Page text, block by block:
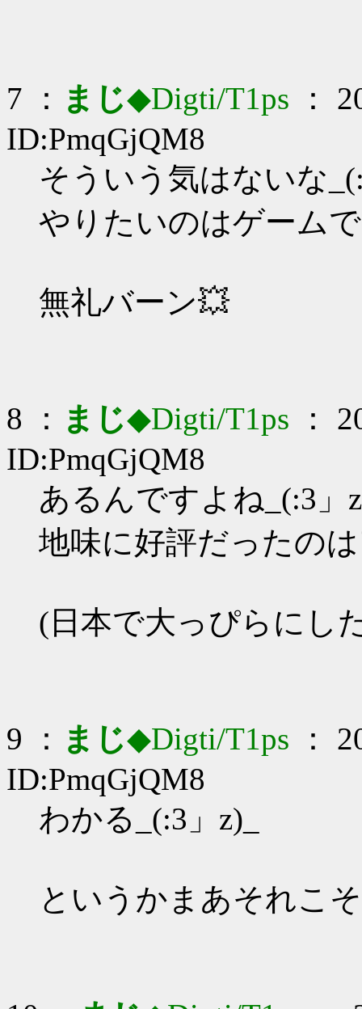
7 ： まじ◆Digti/T1ps ：
ID:PmqGjQM8
そういう気はないな
やりたいのはゲーム
無礼バーン💥
8 ： まじ◆Digti/T1ps ：
ID:PmqGjQM8
あるんですよね_(:3」
地味に好評だったの
(日本で大っぴらにし
9 ： まじ◆Digti/T1ps ：
ID:PmqGjQM8
わかる_(:3」z)_
というかまあそれこ